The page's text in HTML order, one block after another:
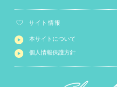
サイト情報
本サイトについて
個人情報保護方針